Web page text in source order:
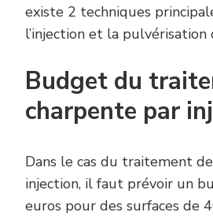
existe 2 techniques
l’injection et la pulvérisation
Budget du
charpente par
Dans le cas du traitement
injection, il faut prévoir un
euros pour des surfaces de